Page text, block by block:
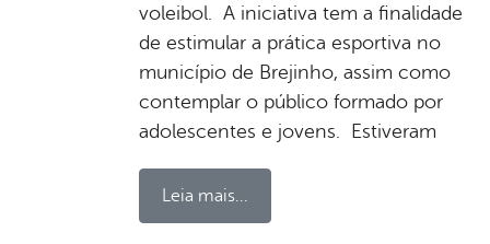
voleibol. A iniciativa tem a finalidade
de estimular a prática esportiva no
município de Brejinho, assim como
contemplar o público formado por
adolescentes e jovens. Estiveram
Leia mais...